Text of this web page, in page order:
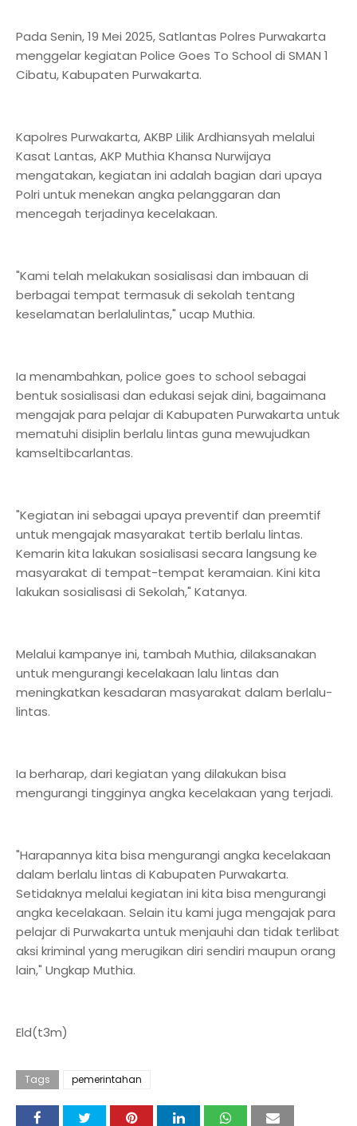
Pada Senin, 19 Mei 2025, Satlantas Polres Purwakarta
menggelar kegiatan Police Goes To School di SMAN 1
Cibatu, Kabupaten Purwakarta.
Kapolres Purwakarta, AKBP Lilik Ardhiansyah melalui
Kasat Lantas, AKP Muthia Khansa Nurwijaya
mengatakan, kegiatan ini adalah bagian dari upaya
Polri untuk menekan angka pelanggaran dan
mencegah terjadinya kecelakaan.
"Kami telah melakukan sosialisasi dan imbauan di
berbagai tempat termasuk di sekolah tentang
keselamatan berlalulintas," ucap Muthia.
Ia menambahkan, police goes to school sebagai
bentuk sosialisasi dan edukasi sejak dini, bagaimana
mengajak para pelajar di Kabupaten Purwakarta untuk
mematuhi disiplin berlalu lintas guna mewujudkan
kamseltibcarlantas.
"Kegiatan ini sebagai upaya preventif dan preemtif
untuk mengajak masyarakat tertib berlalu lintas.
Kemarin kita lakukan sosialisasi secara langsung ke
masyarakat di tempat-tempat keramaian. Kini kita
lakukan sosialisasi di Sekolah," Katanya.
Melalui kampanye ini, tambah Muthia, dilaksanakan
untuk mengurangi kecelakaan lalu lintas dan
meningkatkan kesadaran masyarakat dalam berlalu-
lintas.
Ia berharap, dari kegiatan yang dilakukan bisa
mengurangi tingginya angka kecelakaan yang terjadi.
"Harapannya kita bisa mengurangi angka kecelakaan
dalam berlalu lintas di Kabupaten Purwakarta.
Setidaknya melalui kegiatan ini kita bisa mengurangi
angka kecelakaan. Selain itu kami juga mengajak para
pelajar di Purwakarta untuk menjauhi dan tidak terlibat
aksi kriminal yang merugikan diri sendiri maupun orang
lain," Ungkap Muthia.
Eld(t3m)
Tags pemerintahan